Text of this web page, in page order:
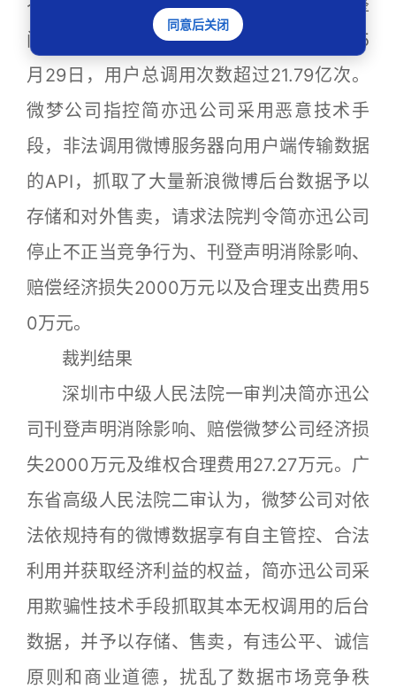
阅读的“V+会员文章”的数据。截至2019年5
月29日，用户总调用次数超过21.79亿次。
微梦公司指控简亦迅公司采用恶意技术手
段，非法调用微博服务器向用户端传输数据
的API，抓取了大量新浪微博后台数据予以
存储和对外售卖，请求法院判令简亦迅公司
停止不正当竞争行为、刊登声明消除影响、
赔偿经济损失2000万元以及合理支出费用5
0万元。
裁判结果
深圳市中级人民法院一审判决简亦迅公
司刊登声明消除影响、赔偿微梦公司经济损
失2000万元及维权合理费用27.27万元。广
东省高级人民法院二审认为，微梦公司对依
法依规持有的微博数据享有自主管控、合法
利用并获取经济利益的权益，简亦迅公司采
用欺骗性技术手段抓取其本无权调用的后台
数据，并予以存储、售卖，有违公平、诚信
原则和商业道德，扰乱了数据市场竞争秩
同意后关闭